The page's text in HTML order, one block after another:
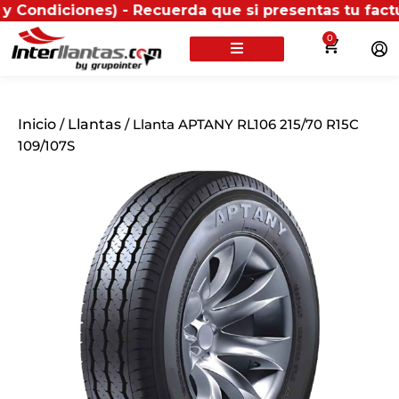
- Recuerda que si presentas tu factura
0
Inicio / Llantas / Llanta APTANY RL106 215/70 R15C
109/107S